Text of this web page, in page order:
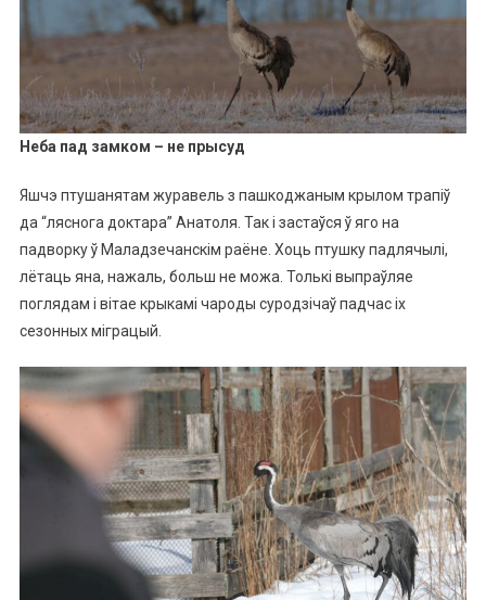
Неба пад замком – не прысуд
Яшчэ птушанятам журавель з пашкоджаным крылом трапіў
да “ляснога доктара” Анатоля. Так і застаўся ў яго на
падворку ў Маладзечанскім раёне. Хоць птушку падлячылі,
лётаць яна, нажаль, больш не можа. Толькі выпраўляе
поглядам і вітае крыкамі чароды суродзічаў падчас іх
сезонных міграцый.